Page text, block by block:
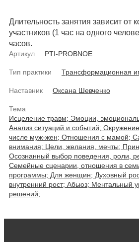
Длительность занятия зависит от
участников (1 час на одного
часов.
Артикул PTI-PROBNOE
Тип практики Трансформационная
Наставник Оксана Шевченко
Тема
Исцеление травм; Эмоции,
Анализ ситуаций и событий;
числе муж-жен; Отношения с мамой;
внимания; Цели, желания, мечты;
Осознанный выбор поведения, роли,
Семейные сценарии, отношения в
программы; Для женщин; Духовный
внутренний рост; Абьюз; Ментальный
решений;